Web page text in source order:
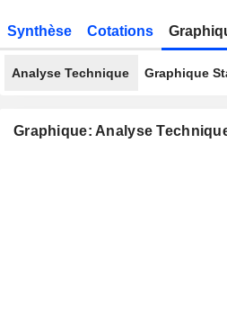
Synthèse Cotations
Analyse Technique Graphique
Graphique: Analyse